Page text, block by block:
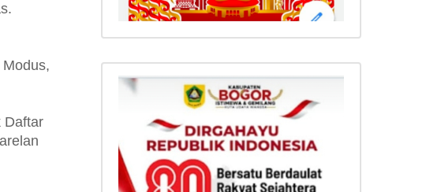
Daftar